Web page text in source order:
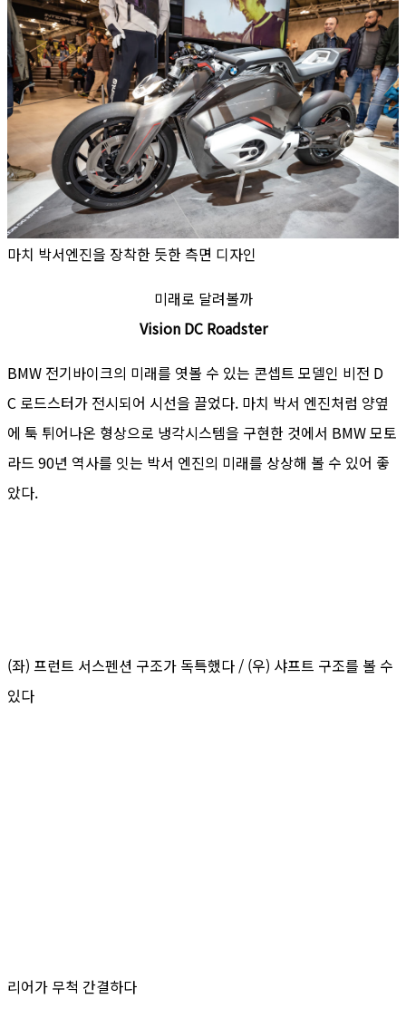
마치 박서엔진을 장착한 듯한 측면 디자인
미래로 달려볼까
Vision DC Roadster
BMW 전기바이크의 미래를 엿볼 수 있는 콘셉트 모델인 비전 D
C 로드스터가 전시되어 시선을 끌었다. 마치 박서 엔진처럼 양옆
에 툭 튀어나온 형상으로 냉각시스템을 구현한 것에서 BMW 모토
라드 90년 역사를 잇는 박서 엔진의 미래를 상상해 볼 수 있어 좋
았다.
(좌) 프런트 서스펜션 구조가 독특했다 / (우) 샤프트 구조를 볼 수
있다
리어가 무척 간결하다